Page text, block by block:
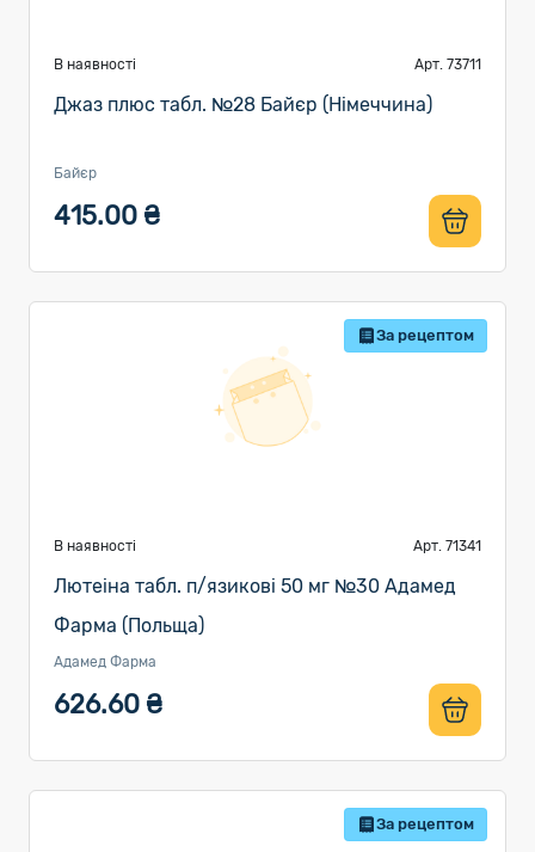
В наявності Арт. 73711
Джаз плюс табл. №28 Байєр (Німеччина)
Байєр
415.00 ₴
За рецептом
В наявності Арт. 71341
Лютеіна табл. п/язикові 50 мг №30 Адамед
Фарма (Польща)
Адамед Фарма
626.60 ₴
За рецептом